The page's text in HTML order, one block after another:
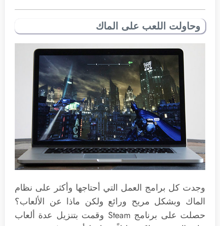
وحاولت اللعب على الماك
وجدت كل برامج العمل التي أحتاجها وأكثر على نظام
الماك وبشكل مريح ورائع ولكن ماذا عن الألعاب؟
حصلت على برنامج Steam وقمت بتنزيل عدة ألعاب